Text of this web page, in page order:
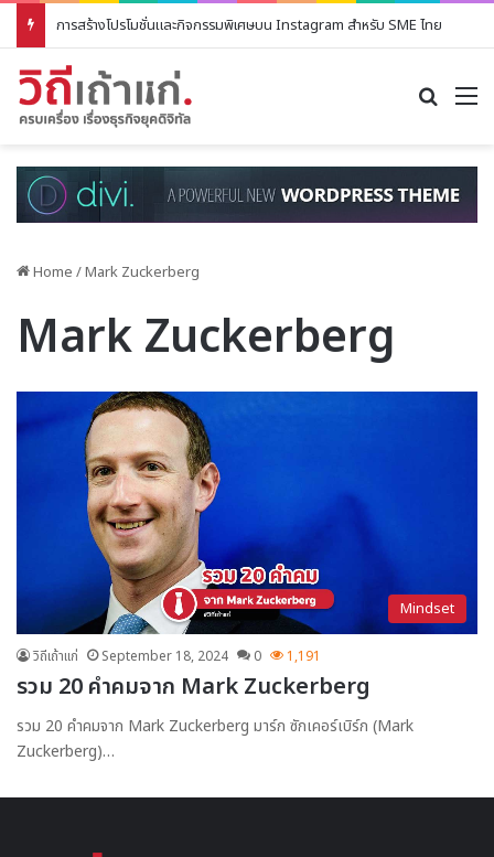
การสร้างโปรโมชั่นและกิจกรรมพิเศษบน Instagram สำหรับ SME ไทย
Home /Mark Zuckerberg
Mark Zuckerberg
Mindset
วิถีเถ้าแก่ September 18, 2024 0 1,191
รวม 20 คำคมจาก Mark Zuckerberg
รวม 20 คำคมจาก Mark Zuckerberg มาร์ก ซักเคอร์เบิร์ก (Mark
Zuckerberg)…